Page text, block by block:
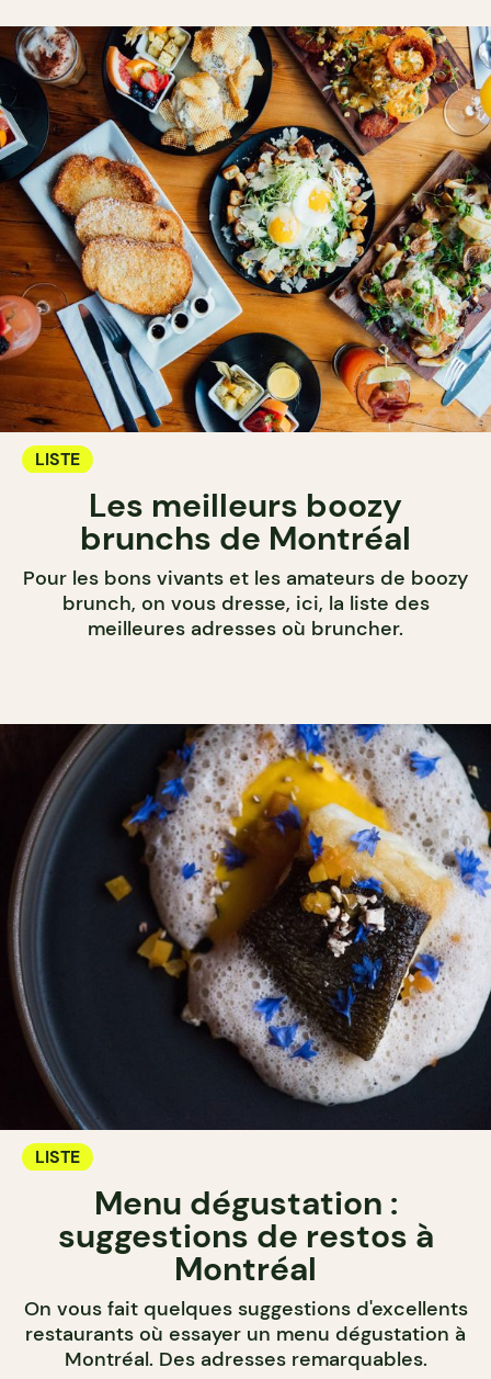
LISTE
Les meilleurs boozy
brunchs de Montréal
Pour les bons vivants et les amateurs de boozy
brunch, on vous dresse, ici, la liste des
meilleures adresses où bruncher.
LISTE
Menu dégustation :
suggestions de restos à
Montréal
On vous fait quelques suggestions d'excellents
restaurants où essayer un menu dégustation à
Montréal. Des adresses remarquables.